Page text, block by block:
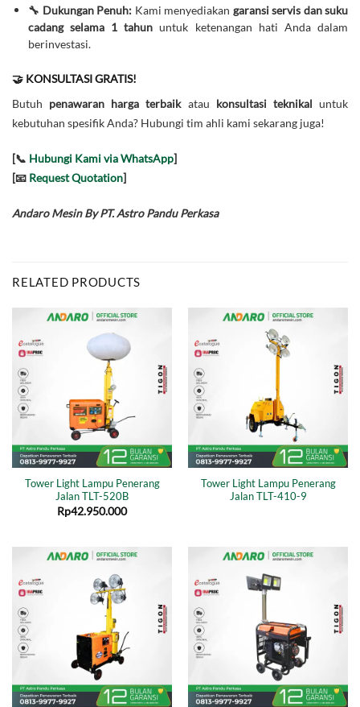
🔧 Dukungan Penuh: Kami menyediakan garansi servis dan suku
cadang selama 1 tahun untuk ketenangan hati Anda dalam
berinvestasi.
🤝 KONSULTASI GRATIS!
Butuh penawaran harga terbaikatau konsultasi teknikal untuk
kebutuhan spesifik Anda? Hubungi tim ahli kami sekarang juga!
[📞 Hubungi Kami via WhatsApp]
[📧 Request Quotation]
Andaro Mesin By PT. Astro Pandu Perkasa
RELATED PRODUCTS
Tower Light Lampu Penerang
Jalan TLT-520B
Rp42.950.000
Tower Light Lampu Penerang
Jalan TLT-410-9